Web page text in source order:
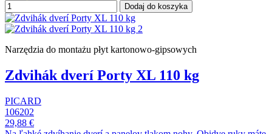
Dodaj do koszyka
Narzędzia do montażu płyt kartonowo-gipsowych
Zdvihák dverí Porty XL 110 kg
PICARD
106202
29,88 €